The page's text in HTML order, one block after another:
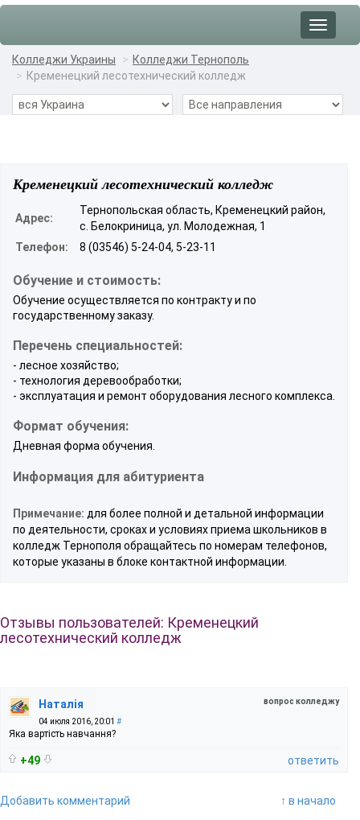
Toggle
Колледжи Украины
Колледжи Тернополь
Кременецкий лесотехнический колледж
Кременецкий лесотехнический колледж
Адрес:
Тернопольская область, Кременецкий район,
с. Белокриница, ул. Молодежная, 1
Телефон:
8 (03546) 5-24-04, 5-23-11
Обучение и стоимость:
Обучение осуществляется по контракту и по
государственному заказу.
Перечень специальностей:
- лесное хозяйство;
- технология деревообработки;
- эксплуатация и ремонт оборудования лесного комплекса.
Формат обучения:
Дневная форма обучения.
Информация для абитуриента
Примечание: для более полной и детальной информации
по деятельности, сроках и условиях приема школьников в
колледж Тернополя обращайтесь по номерам телефонов,
которые указаны в блоке контактной информации.
Отзывы пользователей: Кременецкий
лесотехнический колледж
вопрос колледжу
Наталія
04 июля 2016, 20:01 #
Яка вартість навчання?
+49 ответить
Добавить комментарий ↑ в начало